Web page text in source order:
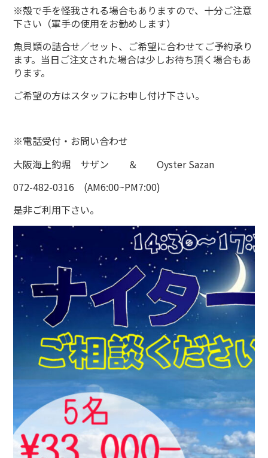
※殻で手を怪我される場合もありますので、十分ご注意
下さい（軍手の使用をお勧めします）
魚貝類の詰合せ／セット、ご希望に合わせてご予約承り
ます。当日ご注文された場合は少しお待ち頂く場合もあ
ります。
ご希望の方はスタッフにお申し付け下さい。
※電話受付・お問い合わせ
大阪海上釣堀 サザン ＆ Oyster Sazan
072-482-0316 (AM6:00~PM7:00)
是非ご利用下さい。